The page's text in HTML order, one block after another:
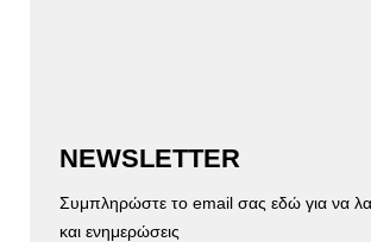
NEWSLETTER
Συμπληρώστε το email σας εδώ για να
και ενημερώσεις